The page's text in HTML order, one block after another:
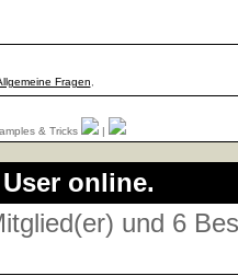
Fragen
& Tricks |
online.
und 6